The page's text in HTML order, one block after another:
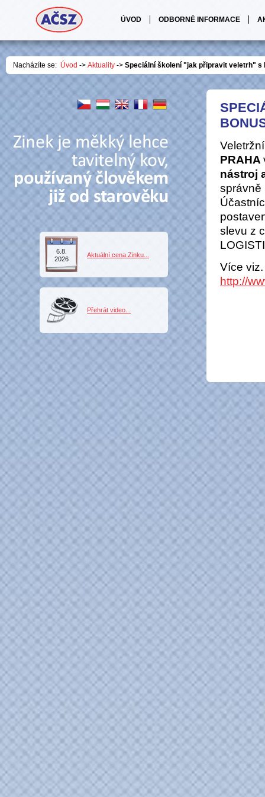
ÚVOD ODBORNÉ INFORMACE
Nacházíte se: Úvod -> Aktuality-> Speciální školení "jak připravit veletrh" s
PRAHA
nástroj
správně
slevu z
Více
http://
6.8.
2026
Aktuální cena Zinku...
Přehrát video...